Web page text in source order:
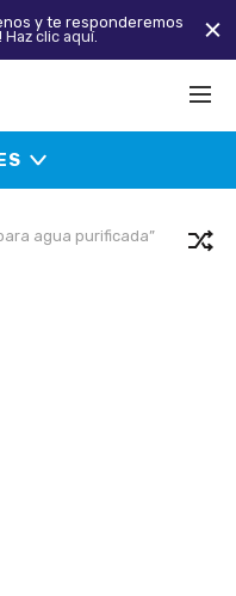
agua purificada”
y te responderemos
Haz clic aquí.